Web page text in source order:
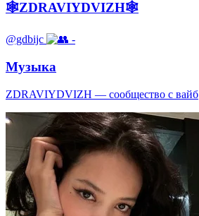
🕸ZDRAVIYDVIZH🕸
@gdbijc -
Музыка
ZDRAVIYDVIZH — сообщество с вайб